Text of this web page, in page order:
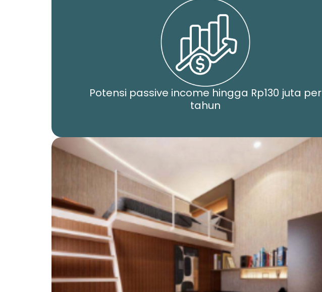
Potensi passive income hingga Rp130 juta per
tahun